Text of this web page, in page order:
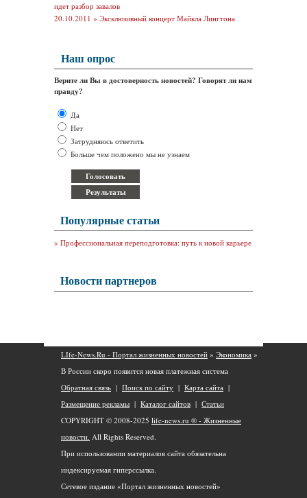
идет разбор завалов
20.10.2011 » Эксклюзивный концерт Майкла Лингтона
Наш опрос
Верите ли Вы в достоверность новостей? Говорят ли нам
правду?
Да
Нет
Затрудняюсь ответить
Больше чем положено мы не узнаем
Популярные статьи
» Профессиональная переподготовка: путь к новой карьере
Новости партнеров
LIfe-News.Ru - Портал жизненных новостей » Экономика »
В России скоро появится новая платежная система
Обратная связь | Поиск по сайту | Карта сайта |
Размещение рекламы | Каталог сайтов | Статьи
COPYRIGHT © 2008-2025 life-news.ru ® - Жизненные
новости. All Rights Reserved.
При использовании материалов сайта обязательна
индексируемая гиперссылка.
Сетевое издание «Портал жизненных новостей»